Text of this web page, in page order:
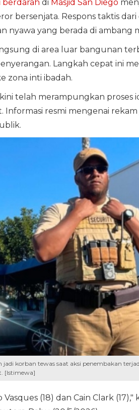
berdarah di Masjid San Diego
bersenjata. Respons taktis dari
nyawa yang berada di ambang
di area luar bangunan
Langkah cepat ini
zona inti ibadah.
telah merampungkan proses
Informasi resmi mengenai
korban tewas saat aksi penembakan
[Istimewa]
(18) dan Cain Clark